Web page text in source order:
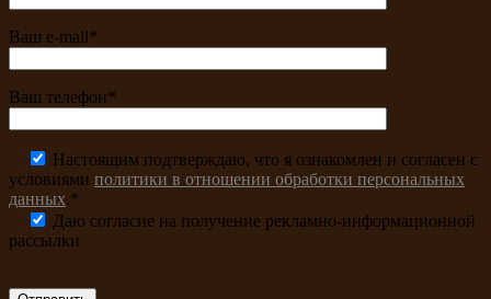
Ваш e-mail*
Ваш телефон*
Настоящим подтверждаю, что я ознакомлен и согласен с
условиями политики в отношении обработки персональных
данных.*
Даю согласие на получение рекламно-информационной
рассылки